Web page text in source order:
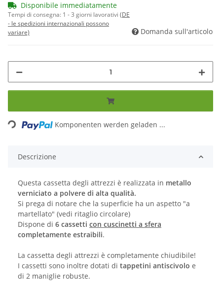
Disponibile immediatamente
Tempi di consegna: 1 - 3 giorni lavorativi (DE
- le spedizioni internazionali possono
variare)
Domanda sull'articolo
Komponenten werden geladen ...
Descrizione
Questa cassetta degli attrezzi è realizzata in metallo
verniciato a polvere di alta qualità.
Si prega di notare che la superficie ha un aspetto "a
martellato" (vedi ritaglio circolare)
Dispone di 6 cassetti con cuscinetti a sfera
completamente estraibili.
La cassetta degli attrezzi è completamente chiudibile!
I cassetti sono inoltre dotati di tappetini antiscivolo e
di 2 maniglie robuste.